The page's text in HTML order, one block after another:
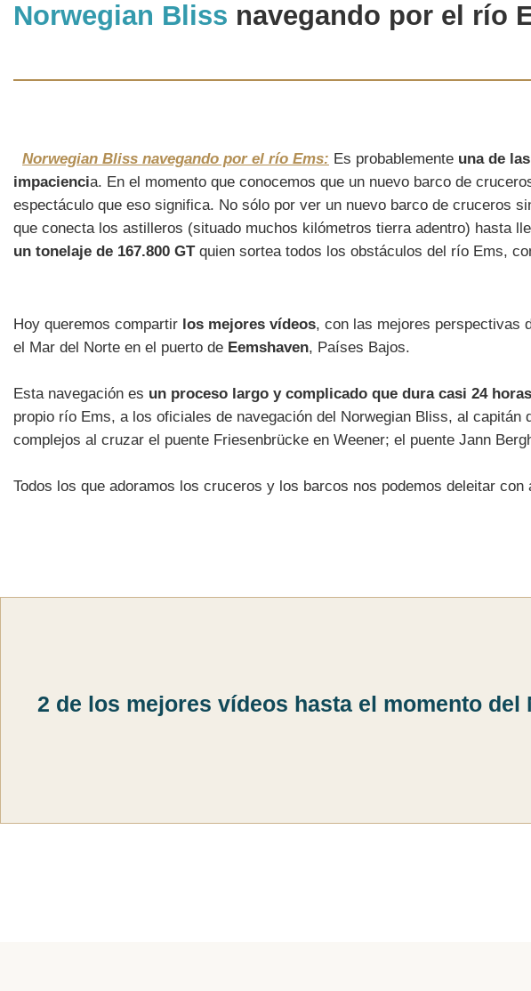
Norwegian Bliss navegando por el río
Norwegian Bliss navegando por el río Ems: Es probablemente una de
impaciencia. En el momento que conocemos que un nuevo barco de
espectáculo que eso significa. No sólo por ver un nuevo barco de cruceros
que conecta los astilleros (situado muchos kilómetros tierra adentro) hasta
un tonelaje de 167.800 GTquien sortea todos los obstáculos del río Ems,
Hoy queremos compartir los mejores vídeos, con las mejores perspectivas
el Mar del Norte en el puerto de Eemshaven, Países Bajos.
Esta navegación es un proceso largo y complicado que dura casi 24 horas
propio río Ems, a los oficiales de navegación del Norwegian Bliss, al
complejos al cruzar el puente Friesenbrücke en Weener; el puente Jann
Todos los que adoramos los cruceros y los barcos nos podemos deleitar
2 de los mejores vídeos hasta el momento